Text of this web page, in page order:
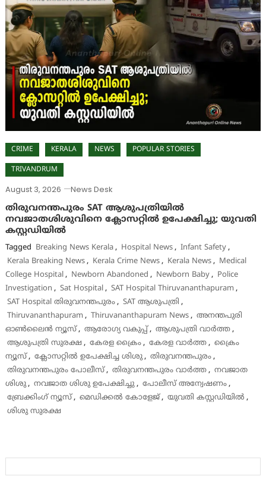
CRIME KERALA NEWS POPULAR STORIES
TRIVANDRUM
August 3, 2026
News Desk
തിരുവനന്തപുരം SAT ആശുപത്രിയിൽ
നവജാതശിശുവിനെ ക്ലോസറ്റിൽ ഉപേക്ഷിച്ചു; യുവതി
കസ്റ്റഡിയിൽ
Tagged Breaking News Kerala, Hospital News, Infant Safety,
Kerala Breaking News, Kerala Crime News, Kerala News, Medical
College Hospital, Newborn Abandoned , Newborn Baby, Police
Investigation , Sat Hospital, SAT Hospital Thiruvananthapuram ,
SAT Hospital തിരുവനന്തപുരം, SAT ആശുപത്രി ,
Thiruvananthapuram , Thiruvananthapuram News, അനന്തപുരി
ഓൺലൈൻ ന്യൂസ്, ആരോഗ്യ വകുപ്പ്, ആശുപത്രി വാർത്ത,
ആശുപത്രി സുരക്ഷ , കേരള ക്രൈം, കേരള വാർത്ത, ക്രൈം
ന്യൂസ്, ക്ലോസറ്റിൽ ഉപേക്ഷിച്ച ശിശു, തിരുവനന്തപുരം,
തിരുവനന്തപുരം പോലീസ്, തിരുവനന്തപുരം വാർത്ത, നവജാത
ശിശു, നവജാത ശിശു ഉപേക്ഷിച്ചു, പോലീസ് അന്വേഷണം,
ബ്രേക്കിംഗ് ന്യൂസ്, മെഡിക്കൽ കോളേജ്, യുവതി കസ്റ്റഡിയിൽ ,
ശിശു സുരക്ഷ